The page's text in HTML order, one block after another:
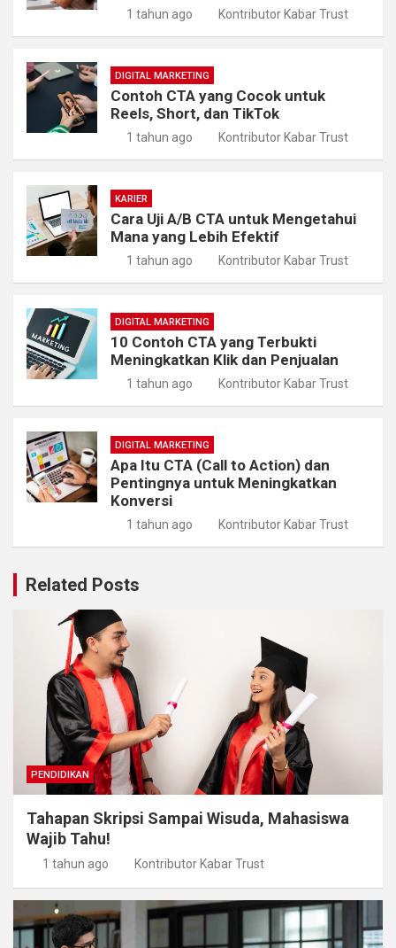
1 tahun ago Kontributor Kabar Trust
DIGITAL MARKETING
Contoh CTA yang Cocok untuk
Reels, Short, dan TikTok
1 tahun ago Kontributor Kabar Trust
KARIER
Cara Uji A/B CTA untuk Mengetahui
Mana yang Lebih Efektif
1 tahun ago Kontributor Kabar Trust
DIGITAL MARKETING
10 Contoh CTA yang Terbukti
Meningkatkan Klik dan Penjualan
1 tahun ago Kontributor Kabar Trust
DIGITAL MARKETING
Apa Itu CTA (Call to Action) dan
Pentingnya untuk Meningkatkan
Konversi
1 tahun ago Kontributor Kabar Trust
Related Posts
PENDIDIKAN
Tahapan Skripsi Sampai Wisuda, Mahasiswa
Wajib Tahu!
1 tahun ago Kontributor Kabar Trust